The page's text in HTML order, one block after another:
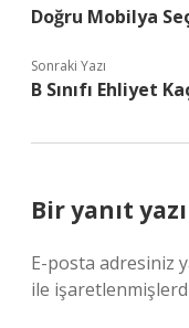
Doğru Mobilya
Sonraki Yazı
B Sınıfı Ehliyet
Bir yanıt
E-posta adresiniz
ile